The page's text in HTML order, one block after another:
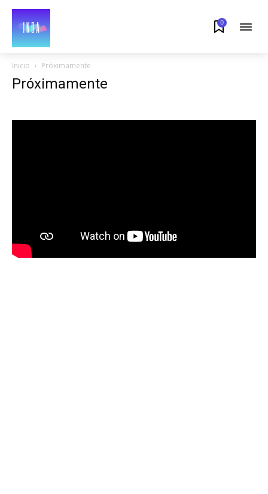
0
Inicio Próximamente
Próximamente